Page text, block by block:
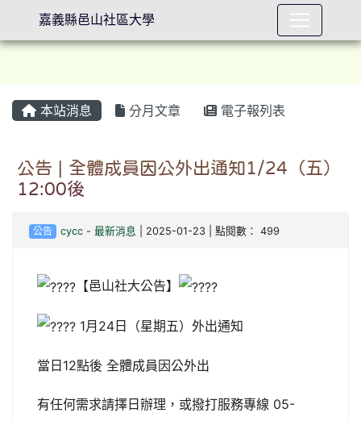
本站消息 分月文章 電子報列表
公告 | 全體成員因公外出通知1/24（五）
12:00後
公告 cycc- 最新消息 | 2025-01-23 | 點閱數： 499
【邑山社大公告】
1月24日（星期五）外出通知
當日12點後 全體成員因公外出
有任何需求請擇日辦理，或撥打服務專線 05-
嘉義縣邑山社區大學